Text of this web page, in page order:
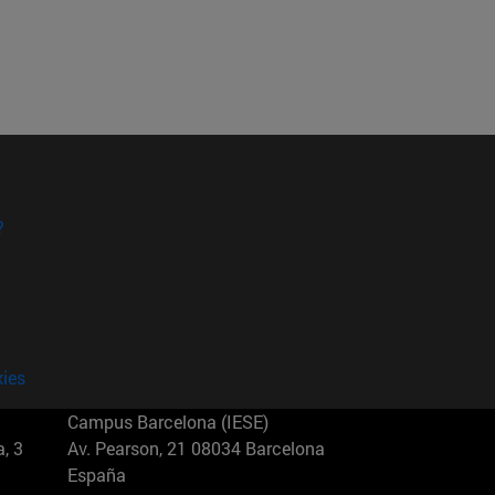
3
Campus Barcelona (IESE)
Av. Pearson, 21 08034 Barcelona
España